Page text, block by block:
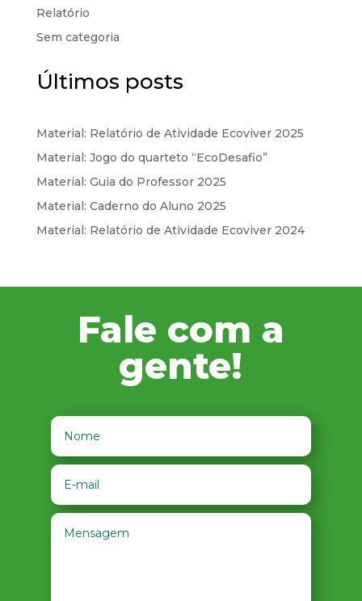
Relatório
Sem categoria
Últimos posts
Material: Relatório de Atividade Ecoviver 2025
Material: Jogo do quarteto “EcoDesafio”
Material: Guia do Professor 2025
Material: Caderno do Aluno 2025
Material: Relatório de Atividade Ecoviver 2024
Fale com a
gente!